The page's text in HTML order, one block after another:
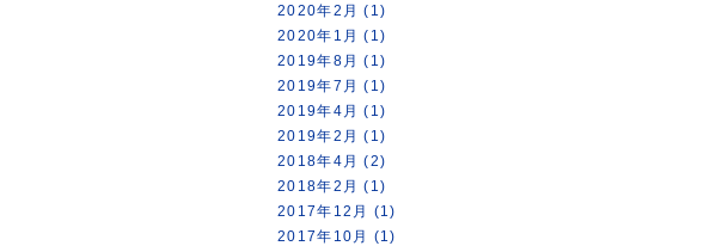
2020年2月 (1)
2020年1月 (1)
2019年8月 (1)
2019年7月 (1)
2019年4月 (1)
2019年2月 (1)
2018年4月 (2)
2018年2月 (1)
2017年12月 (1)
2017年10月 (1)